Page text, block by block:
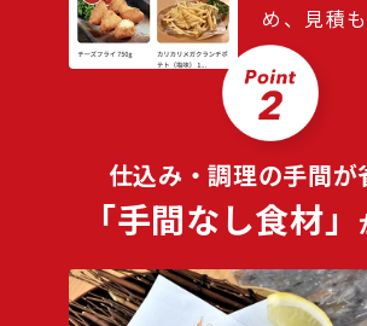
め、見積
す。
仕込み・調理の手間が
「手間なし食材」